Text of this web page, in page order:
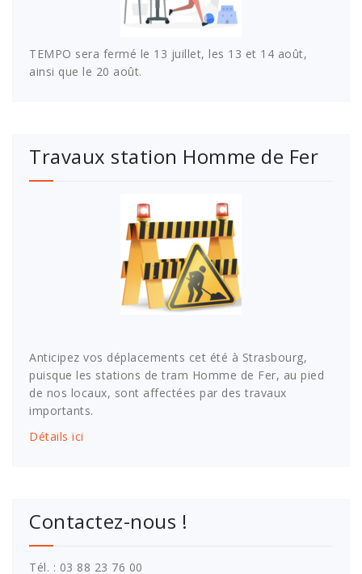
TEMPO sera fermé le 13 juillet, les 13 et 14 août,
ainsi que le 20 août.
Travaux station Homme de Fer
Anticipez vos déplacements cet été à Strasbourg,
puisque les stations de tram Homme de Fer, au pied
de nos locaux, sont affectées par des travaux
importants.
Détails ici
Contactez-nous !
Tél. : 03 88 23 76 00